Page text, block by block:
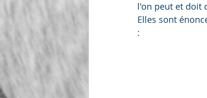
l'on peut et doit
Elles sont
: